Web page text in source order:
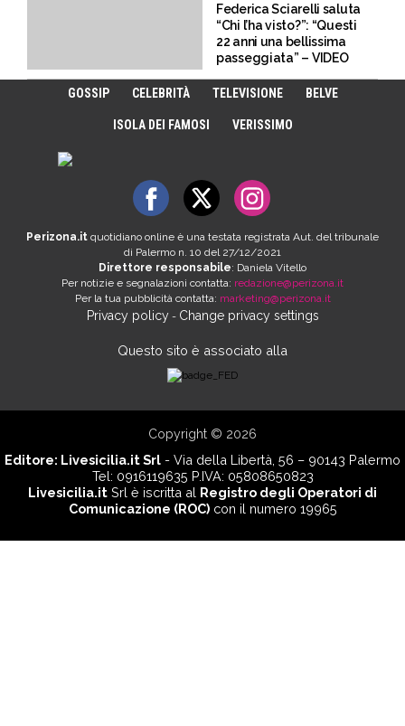
Federica Sciarelli saluta
“Chi l’ha visto?”: “Questi
22 anni una bellissima
passeggiata” – VIDEO
GOSSIP CELEBRITÀ TELEVISIONE BELVE
ISOLA DEI FAMOSI VERISSIMO
Perizona.it quotidiano online è una testata registrata Aut. del tribunale
di Palermo n. 10 del 27/12/2021
Direttore responsabile: Daniela Vitello
Per notizie e segnalazioni contatta: redazione@perizona.it
Per la tua pubblicità contatta: marketing@perizona.it
Privacy policy- Change privacy settings
Questo sito è associato alla
Copyright © 2026
Editore: Livesicilia.it Srl - Via della Libertà, 56 – 90143 Palermo
Tel: 0916119635 P.IVA: 05808650823
Livesicilia.it Srl è iscritta al Registro degli Operatori di
Comunicazione (ROC)con il numero 19965